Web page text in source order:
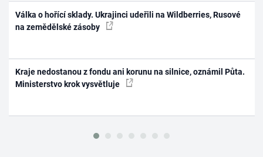
Válka o hořící sklady. Ukrajinci udeřili na Wildberries, Rusové
na zemědělské zásoby
Kraje nedostanou z fondu ani korunu na silnice, oznámil Půta.
Ministerstvo krok vysvětluje